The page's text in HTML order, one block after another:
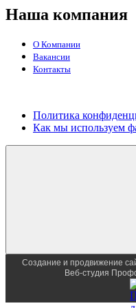
Наша компания
О Компании
Вакансии
Контакты
Политика
Как мы используем
Создание и продвижение
Веб-студия